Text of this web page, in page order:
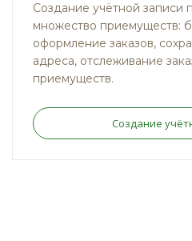
Создание учётной записи
множество приемуществ:
оформление заказов,
адреса, отслеживание
приемуществ.
Создание